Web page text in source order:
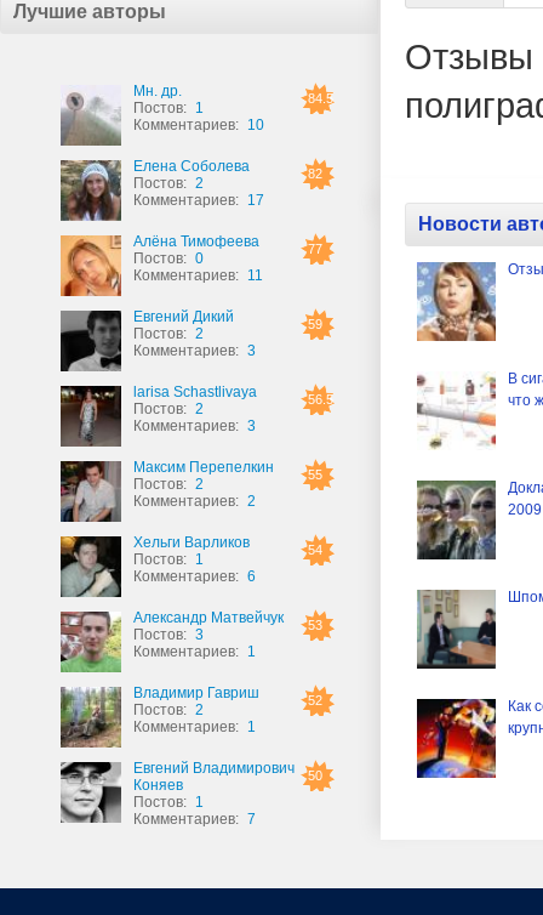
Лучшие авторы
84.5
Мн. др.
Постов: 1
Комментариев: 10
82
Елена Соболева
Постов: 2
Комментариев: 17
77
Алёна Тимофеева
Постов: 0
Комментариев: 11
59
Евгений Дикий
Постов: 2
Комментариев: 3
56.5
larisa Schastlivaya
Постов: 2
Комментариев: 3
55
Максим Перепелкин
Постов: 2
Комментариев: 2
54
Хельги Варликов
Постов: 1
Комментариев: 6
53
Александр Матвейчук
Постов: 3
Комментариев: 1
52
Владимир Гавриш
Постов: 2
Комментариев: 1
50
Евгений Владимирович
Коняев
Постов: 1
Комментариев: 7
Отзывы
Новости
В
что
2009
Как